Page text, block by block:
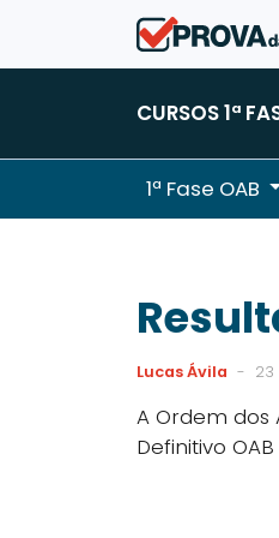
CURSOS 1ª
1ª Fase OAB
Lucas Ávila -
A Ordem dos
Definitivo